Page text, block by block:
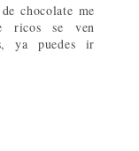
chocolate me
ricos se ven
ya puedes ir